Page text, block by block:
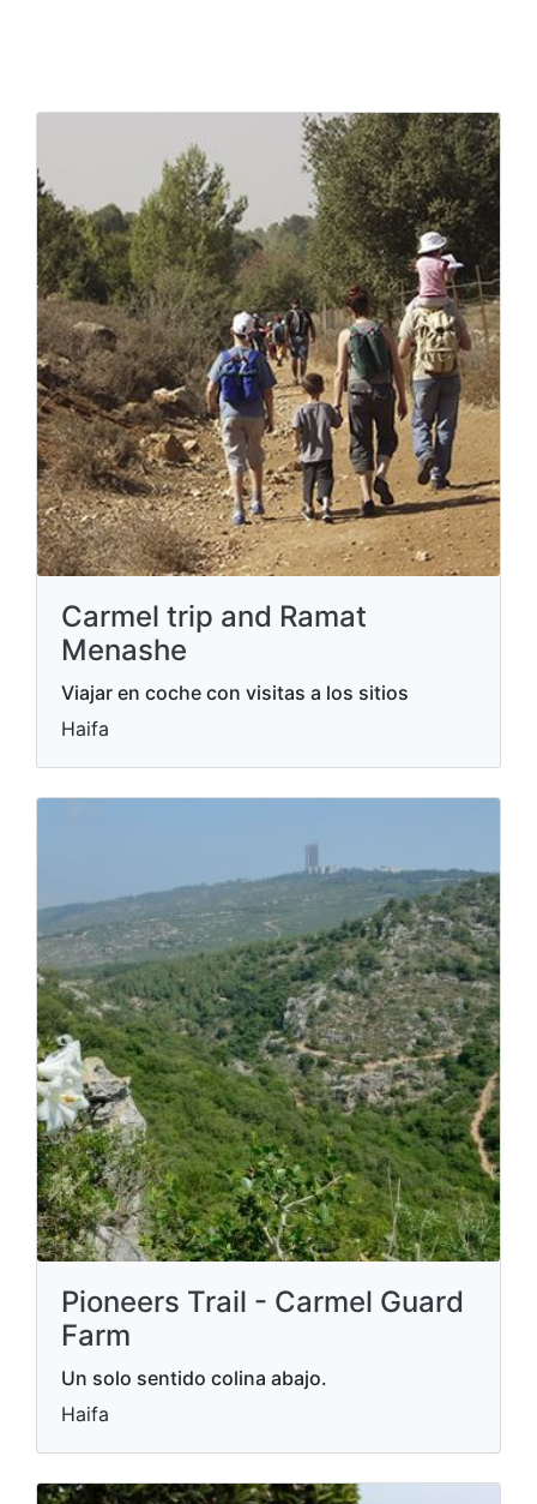
Carmel trip and Ramat
Menashe
Viajar en coche con visitas a los sitios
Haifa
Pioneers Trail - Carmel Guard
Farm
Un solo sentido colina abajo.
Haifa